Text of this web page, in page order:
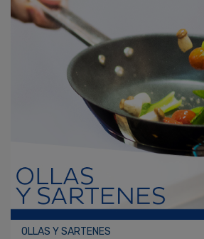
OLLAS Y SARTENES